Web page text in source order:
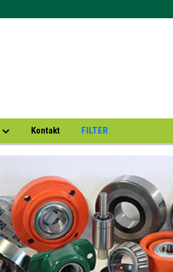
Kontakt FILTER